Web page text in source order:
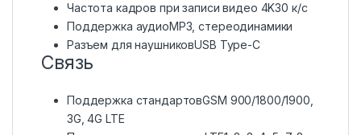
Частота кадров при записи видео 4K30 к/c
Поддержка аудиоMP3, стереодинамики
Разъем для наушниковUSB Type-C
Связь
Поддержка стандартовGSM 900/1800/1900,
3G, 4G LTE